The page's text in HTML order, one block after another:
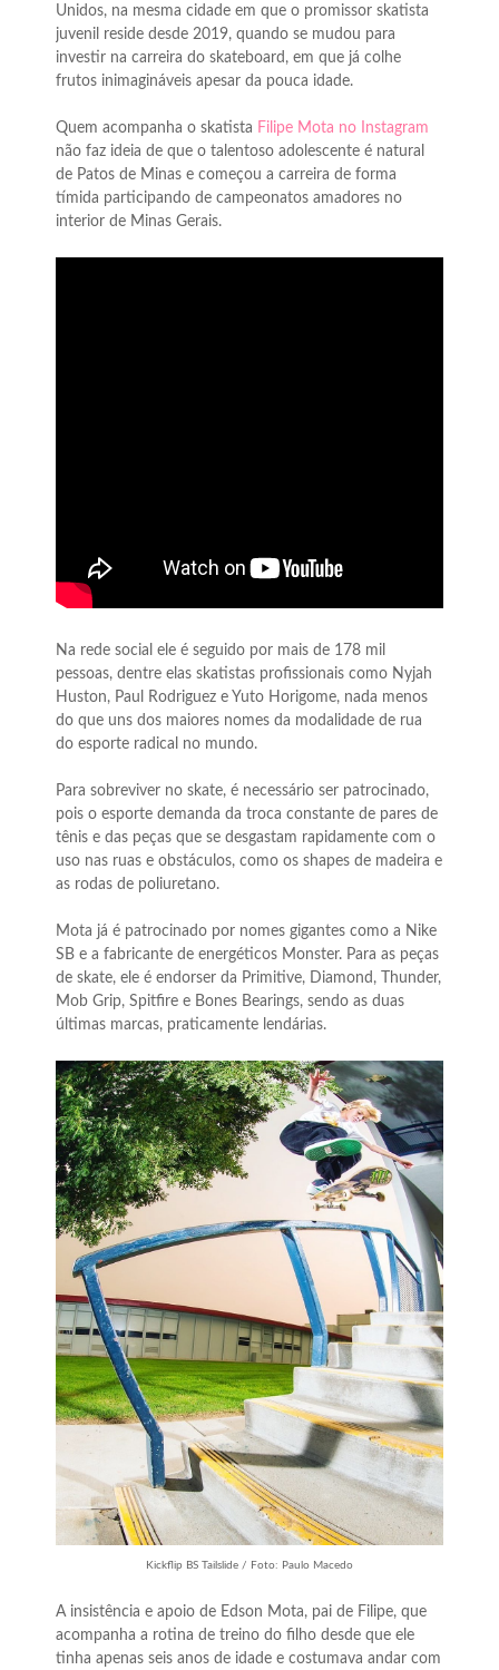
Unidos, na mesma cidade em que o promissor skatista
juvenil reside desde 2019, quando se mudou para
investir na carreira do skateboard, em que já colhe
frutos inimagináveis apesar da pouca idade.
Quem acompanha o skatista Filipe Mota no Instagram
não faz ideia de que o talentoso adolescente é natural
de Patos de Minas e começou a carreira de forma
tímida participando de campeonatos amadores no
interior de Minas Gerais.
Na rede social ele é seguido por mais de 178 mil
pessoas, dentre elas skatistas profissionais como Nyjah
Huston, Paul Rodriguez e Yuto Horigome, nada menos
do que uns dos maiores nomes da modalidade de rua
do esporte radical no mundo.
Para sobreviver no skate, é necessário ser patrocinado,
pois o esporte demanda da troca constante de pares de
tênis e das peças que se desgastam rapidamente com o
uso nas ruas e obstáculos, como os shapes de madeira e
as rodas de poliuretano.
Mota já é patrocinado por nomes gigantes como a Nike
SB e a fabricante de energéticos Monster. Para as peças
de skate, ele é endorser da Primitive, Diamond, Thunder,
Mob Grip, Spitfire e Bones Bearings, sendo as duas
últimas marcas, praticamente lendárias.
Kickflip BS Tailslide / Foto: Paulo Macedo
A insistência e apoio de Edson Mota, pai de Filipe, que
acompanha a rotina de treino do filho desde que ele
tinha apenas seis anos de idade e costumava andar com